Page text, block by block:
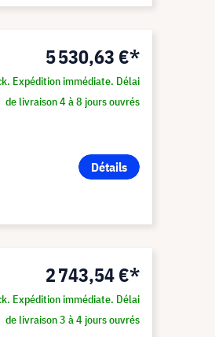
5 530,63 €*
Expédition immédiate. Délai
de livraison 4 à 8 jours ouvrés
Détails
2 743,54 €*
Expédition immédiate. Délai
de livraison 3 à 4 jours ouvrés